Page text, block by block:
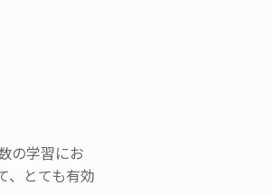
の学習にお
、とても有効